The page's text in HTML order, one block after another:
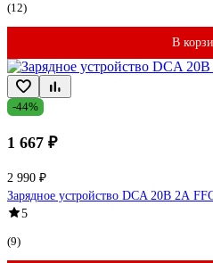
(12)
В
-44%
1 667 ₽
2 990 ₽
Зарядное устройство DCA 20В 2А
5
(9)